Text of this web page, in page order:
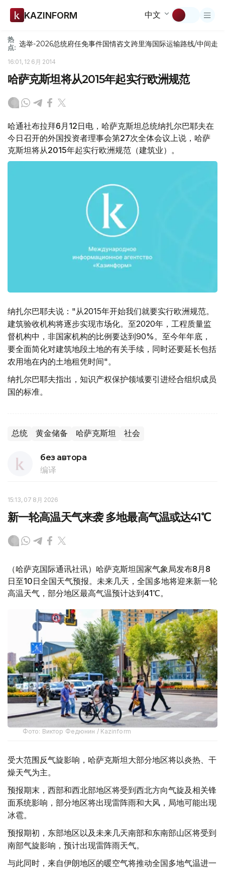
KAZINFORM 中文
热
点: 选举-2026总统府任免事件国情咨文跨里海国际运输路线/中间走廊
16:01, 12 6月 2014
哈萨克斯坦将从2015年起实行欧洲规范
哈通社布拉拜6月12日电，哈萨克斯坦总统纳扎尔巴耶夫在
今日召开的外国投资者理事会第27次全体会议上说，哈萨
克斯坦将从2015年起实行欧洲规范（建筑业）。
纳扎尔巴耶夫说："从2015年开始我们就要实行欧洲规范。
建筑验收机构将逐步实现市场化。至2020年，工程质量监
督机构中，非国家机构的比例要达到90%。至今年年底，
要全面简化对建筑地段土地的有关手续，同时还要延长包括
农用地在内的土地租凭时间"。
纳扎尔巴耶夫指出，知识产权保护领域要引进经合组织成员
国的标准。
总统 黄金储备 哈萨克斯坦 社会
без автора
编译
15:13, 07 8月 2026
新一轮高温天气来袭 多地最高气温或达41℃
（哈萨克国际通讯社讯）哈萨克斯坦国家气象局发布8月8
日至10日全国天气预报。未来几天，全国多地将迎来新一轮
高温天气，部分地区最高气温预计达到41℃。
Фото: Виктор Федюнин / Kazinform
受大范围反气旋影响，哈萨克斯坦大部分地区将以炎热、干
燥天气为主。
预报期末，西部和西北部地区将受到西北方向气旋及相关锋
面系统影响，部分地区将出现雷阵雨和大风，局地可能出现
冰雹。
预报期初，东部地区以及未来几天南部和东南部山区将受到
南部气旋影响，预计出现雷阵雨天气。
与此同时，来自伊朗地区的暖空气将推动全国多地气温进一